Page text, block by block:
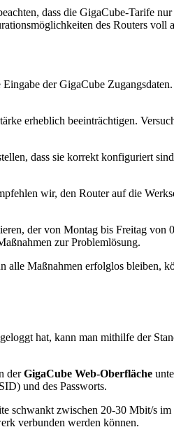
dass die GigaCube-Tarife
des Routers voll
der GigaCube Zugangsdaten.
erheblich beeinträchtigen.
dass sie korrekt konfiguriert
wir, den Router auf die
der von Montag bis Freitag von
zur Problemlösung.
alle Maßnahmen erfolglos bleiben,
hat, kann man mithilfe der
derGigaCube Web-Oberfläche
und des Passworts.
schwankt zwischen 20-30 Mbit/s
verbunden werden können.